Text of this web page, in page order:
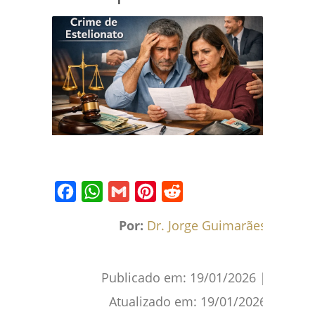
Por: Dr. Jorge Guimarães
Publicado em: 19/01/2026 |
Atualizado em: 19/01/2026